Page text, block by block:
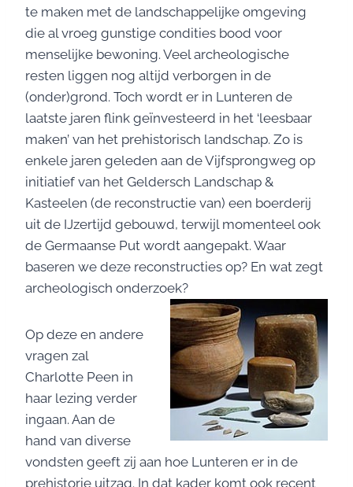
te maken met de landschappelijke omgeving
die al vroeg gunstige condities bood voor
menselijke bewoning. Veel archeologische
resten liggen nog altijd verborgen in de
(onder)grond. Toch wordt er in Lunteren de
laatste jaren flink geïnvesteerd in het ‘leesbaar
maken’ van het prehistorisch landschap. Zo is
enkele jaren geleden aan de Vijfsprongweg op
initiatief van het Geldersch Landschap &
Kasteelen (de reconstructie van) een boerderij
uit de IJzertijd gebouwd, terwijl momenteel ook
de Germaanse Put wordt aangepakt. Waar
baseren we deze reconstructies op? En wat zegt
archeologisch onderzoek?
Op deze en andere
vragen zal
Charlotte Peen in
haar lezing verder
ingaan. Aan de
hand van diverse
vondsten geeft zij aan hoe Lunteren er in de
prehistorie uitzag. In dat kader komt ook recent